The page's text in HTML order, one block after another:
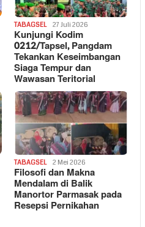
TABAGSEL 27 Juli 2026
Kunjungi Kodim
0212/Tapsel, Pangdam
Tekankan Keseimbangan
Siaga Tempur dan
Wawasan Teritorial
TABAGSEL 2 Mei 2026
Filosofi dan Makna
Mendalam di Balik
Manortor Parmasak pada
Resepsi Pernikahan